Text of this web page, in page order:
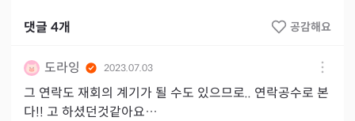
댓글 4개 공감해요
도라잉 2023.07.03
그 연락도 재회의 계기가 될 수도 있으므로.. 연락공수로 본
다!! 고 하셨던것같아요…